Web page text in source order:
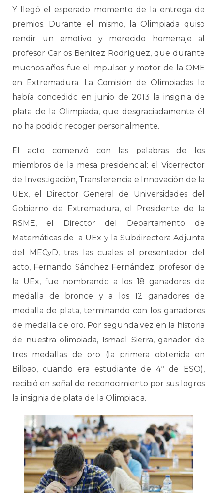
Y llegó el esperado momento de la entrega de
premios. Durante el mismo, la Olimpiada quiso
rendir un emotivo y merecido homenaje al
profesor Carlos Benítez Rodríguez, que durante
muchos años fue el impulsor y motor de la OME
en Extremadura. La Comisión de Olimpiadas le
había concedido en junio de 2013 la insignia de
plata de la Olimpiada, que desgraciadamente él
no ha podido recoger personalmente.
El acto comenzó con las palabras de los
miembros de la mesa presidencial: el Vicerrector
de Investigación, Transferencia e Innovación de la
UEx, el Director General de Universidades del
Gobierno de Extremadura, el Presidente de la
RSME, el Director del Departamento de
Matemáticas de la UEx y la Subdirectora Adjunta
del MECyD, tras las cuales el presentador del
acto, Fernando Sánchez Fernández, profesor de
la UEx, fue nombrando a los 18 ganadores de
medalla de bronce y a los 12 ganadores de
medalla de plata, terminando con los ganadores
de medalla de oro. Por segunda vez en la historia
de nuestra olimpiada, Ismael Sierra, ganador de
tres medallas de oro (la primera obtenida en
Bilbao, cuando era estudiante de 4º de ESO),
recibió en señal de reconocimiento por sus logros
la insignia de plata de la Olimpiada.